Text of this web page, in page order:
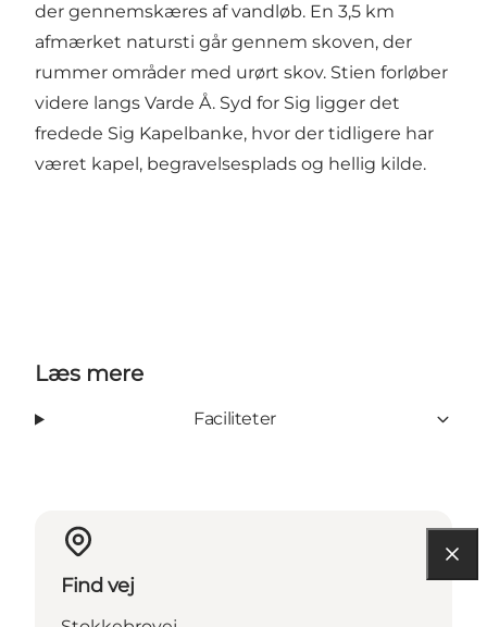
der gennemskæres af vandløb. En 3,5 km
afmærket natursti går gennem skoven, der
rummer områder med urørt skov. Stien forløber
videre langs Varde Å. Syd for Sig ligger det
fredede Sig Kapelbanke, hvor der tidligere har
været kapel, begravelsesplads og hellig kilde.
Læs mere
Faciliteter
Find vej